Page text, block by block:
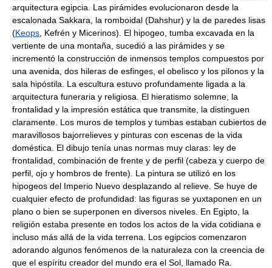
arquitectura egipcia. Las pirámides evolucionaron desde la
escalonada Sakkara, la romboidal (Dahshur) y la de paredes lisas
(Keops , Kefrén y Micerinos). El hipogeo, tumba excavada en la
vertiente de una montaña, sucedió a las pirámides y se
incrementó la construcción de inmensos templos compuestos por
una avenida, dos hileras de esfinges, el obelisco y los pilonos y la
sala hipóstila. La escultura estuvo profundamente ligada a la
arquitectura funeraria y religiosa. El hieratismo solemne, la
frontalidad y la impresión estática que transmite, la distinguen
claramente. Los muros de templos y tumbas estaban cubiertos de
maravillosos bajorrelieves y pinturas con escenas de la vida
doméstica. El dibujo tenía unas normas muy claras: ley de
frontalidad, combinación de frente y de perfil (cabeza y cuerpo de
perfil, ojo y hombros de frente). La pintura se utilizó en los
hipogeos del Imperio Nuevo desplazando al relieve. Se huye de
cualquier efecto de profundidad: las figuras se yuxtaponen en un
plano o bien se superponen en diversos niveles. En Egipto, la
religión estaba presente en todos los actos de la vida cotidiana e
incluso más allá de la vida terrena. Los egipcios comenzaron
adorando algunos fenómenos de la naturaleza con la creencia de
que el espíritu creador del mundo era el Sol, llamado Ra.